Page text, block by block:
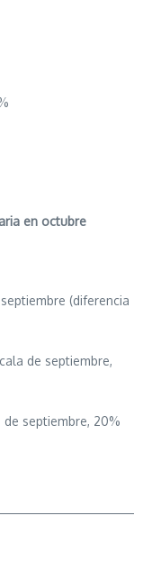
en octubre
(diferencia
de septiembre,
septiembre, 20%